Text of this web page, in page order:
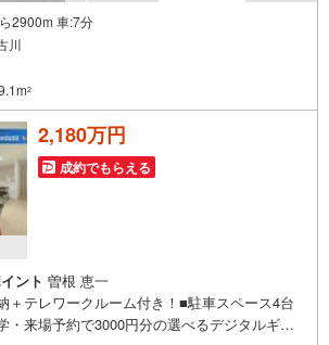
2900m 車:7分
川
2
2,180万円
成約でもらえる
ント 曽根 恵一
＋テレワークルーム付き！■駐車スペース4台
・来場予約で3000円分の選べるデジタルギフ